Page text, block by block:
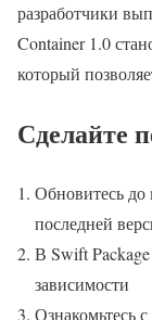
разработчики
Container 1.0
который
Сделайте
Обновитесь до
последней
В Swift Package
зависимости
Ознакомьтесь с